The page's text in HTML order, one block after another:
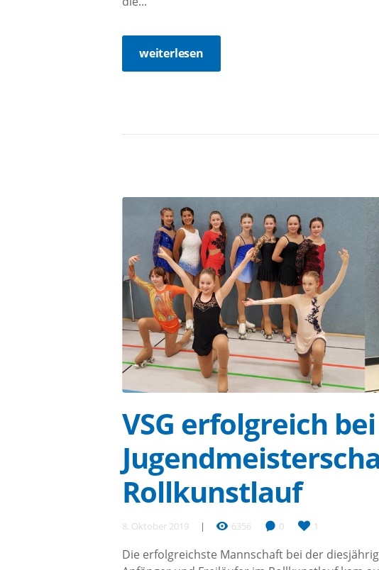
weiterlesen
VSG erfolgreich
Rollkunstlauf
8. Oktober 2019 6356 0 1
Die erfolgreichste Mannschaft bei der